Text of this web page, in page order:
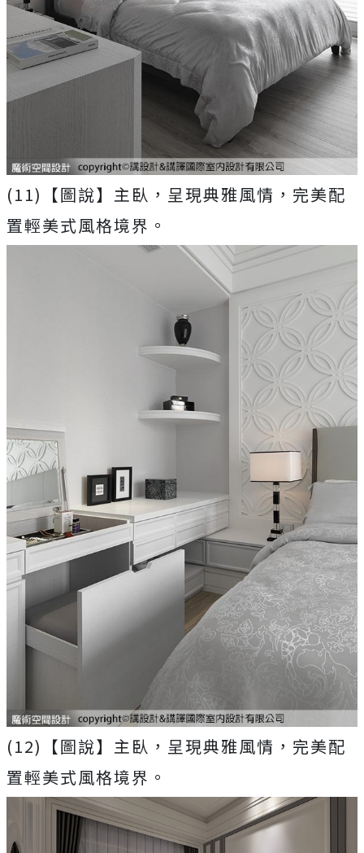
(11)【圖說】主臥，呈現典雅風情，完美配
置輕美式風格境界。
(12)【圖說】主臥，呈現典雅風情，完美配
置輕美式風格境界。